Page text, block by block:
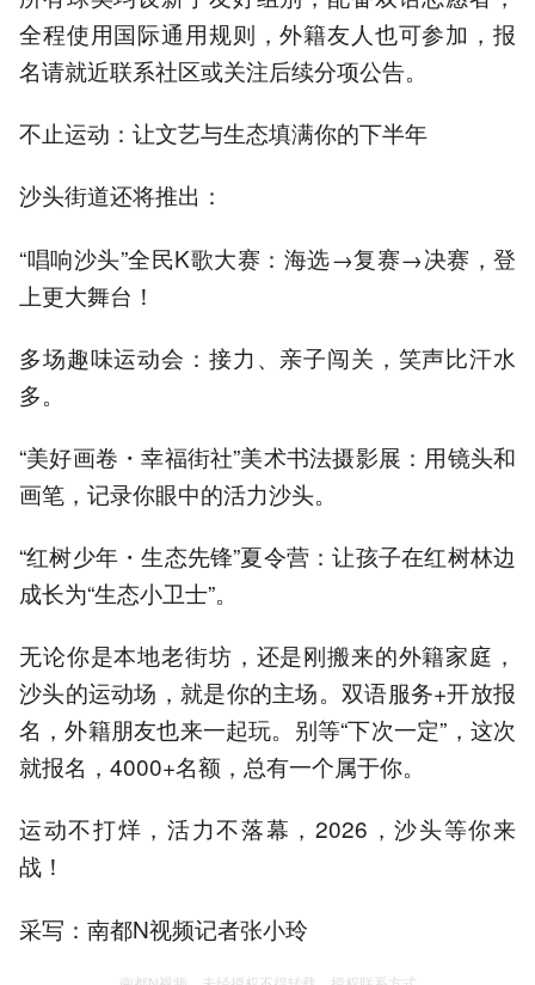
全程使用国际通用规则，外籍友人也可参加，报
名请就近联系社区或关注后续分项公告。
不止运动：让文艺与生态填满你的下半年
沙头街道还将推出：
“唱响沙头”全民K歌大赛：海选→复赛→决赛，登
上更大舞台！
多场趣味运动会：接力、亲子闯关，笑声比汗水
多。
“美好画卷・幸福街社”美术书法摄影展：用镜头和
画笔，记录你眼中的活力沙头。
“红树少年・生态先锋”夏令营：让孩子在红树林边
成长为“生态小卫士”。
无论你是本地老街坊，还是刚搬来的外籍家庭，
沙头的运动场，就是你的主场。双语服务+开放报
名，外籍朋友也来一起玩。别等“下次一定”，这次
就报名，4000+名额，总有一个属于你。
运动不打烊，活力不落幕，2026，沙头等你来
战！
采写：南都N视频记者张小玲